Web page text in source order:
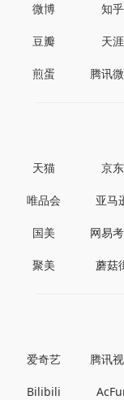
微博 知乎
豆瓣 天涯
煎蛋 腾讯
天猫 京东
唯品会 亚马
国美 网易
聚美 蘑菇
爱奇艺 腾讯
Bilibili